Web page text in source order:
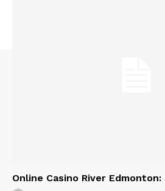
Online Casino River